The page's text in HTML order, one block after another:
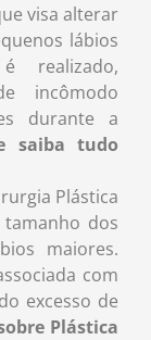
visa alterar
lábios
realizado,
incômodo
durante a
saiba tudo
Plástica
dos
maiores.
com
excesso de
Plástica